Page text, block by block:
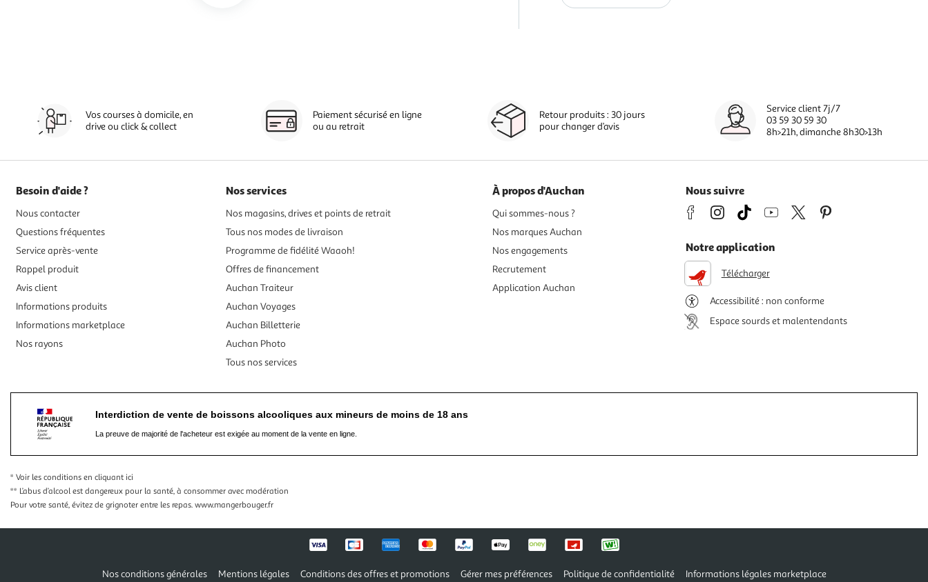
Vos courses à domicile, en
drive ou click & collect
Paiement sécurisé en ligne
ou au retrait
Retour produits : 30 jours
pour changer d’avis
Service client 7j/7
03 59 30 59 30
8h>21h, dimanche 8h30>13h
Besoin d'aide ?
Nous contacter
Questions fréquentes
Service après-vente
Rappel produit
Avis client
Informations produits
Informations marketplace
Nos rayons
Nos services
Nos magasins, drives et points de retrait
Tous nos modes de livraison
Programme de fidélité Waaoh!
Offres de financement
Auchan Traiteur
Auchan Voyages
Auchan Billetterie
Auchan Photo
Tous nos services
À propos d'Auchan
Qui sommes-nous ?
Nos marques Auchan
Nos engagements
Recrutement
Application Auchan
Nous suivre
Notre application
Télécharger
Accessibilité : non conforme
Espace sourds et malentendants
Interdiction de vente de boissons alcooliques aux mineurs de moins de 18 ans
La preuve de majorité de l'acheteur est exigée au moment de la vente en ligne.
* Voir les conditions en cliquant ici
** L’abus d’alcool est dangereux pour la santé, à consommer avec modération
Pour votre santé, évitez de grignoter entre les repas. www.mangerbouger.fr
Nos conditions générales Mentions légales Conditions des offres et promotions Gérer mes préférences Politique de confidentialité Informations légales marketplace